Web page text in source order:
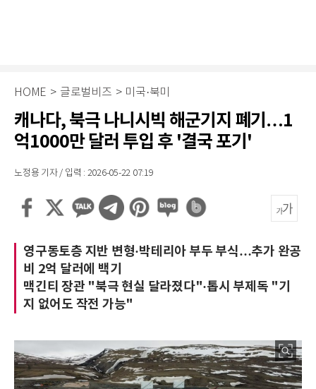
HOME > 글로벌비즈 > 미국·북미
캐나다, 북극 나니시빅 해군기지 폐기…1
억1000만 달러 투입 후 '결국 포기'
노정용 기자 / 입력 : 2026-05-22 07:19
영구동토층 지반 변형·박테리아 부두 부식…추가 완공
비 2억 달러에 백기
맥긴티 장관 "북극 현실 달라졌다"·톱시 부제독 "기
지 없어도 작전 가능"